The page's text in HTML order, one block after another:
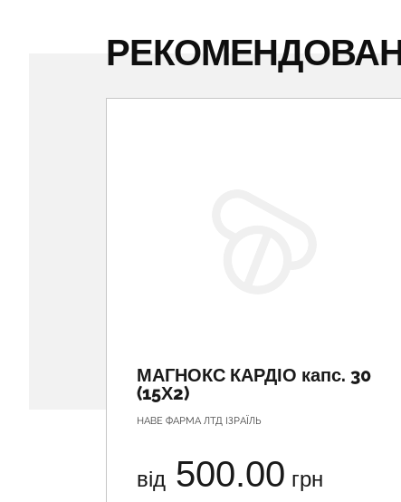
МАГНОКС КАРДІО капс. 30
(15Х2)
НАВЕ ФАРМА ЛТД ІЗРАЇЛЬ
від 500.00 грн